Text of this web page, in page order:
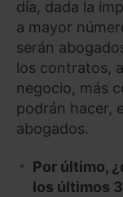
día, dada la
a mayor
serán
los contratos,
negocio, más
podrán hacer,
abogados.
Por último,
los últimos